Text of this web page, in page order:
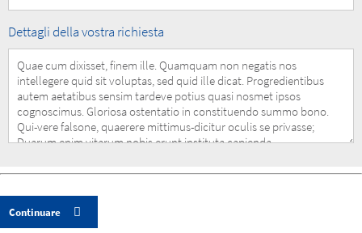
Details
Request
Dettagli della vostra richiesta